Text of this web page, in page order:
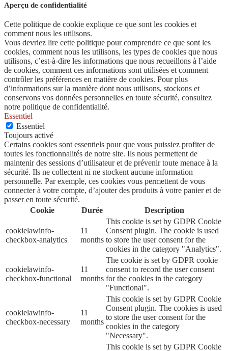
Aperçu de confidentialité
Cette politique de cookie explique ce que sont les cookies et
comment nous les utilisons.
Vous devriez lire cette politique pour comprendre ce que sont les
cookies, comment nous les utilisons, les types de cookies que nous
utilisons, c’est-à-dire les informations que nous recueillons à l’aide
de cookies, comment ces informations sont utilisées et comment
contrôler les préférences en matière de cookies. Pour plus
d’informations sur la manière dont nous utilisons, stockons et
conservons vos données personnelles en toute sécurité, consultez
notre politique de confidentialité.
Essentiel
Essentiel
Toujours activé
Certains cookies sont essentiels pour que vous puissiez profiter de
toutes les fonctionnalités de notre site. Ils nous permettent de
maintenir des sessions d’utilisateur et de prévenir toute menace à la
sécurité. Ils ne collectent ni ne stockent aucune information
personnelle. Par exemple, ces cookies vous permettent de vous
connecter à votre compte, d’ajouter des produits à votre panier et de
passer en toute sécurité.
Cookie
Durée Description
cookielawinfo-
checkbox-analytics
11
months
This cookie is set by GDPR Cookie
Consent plugin. The cookie is used
to store the user consent for the
cookies in the category "Analytics".
cookielawinfo-
checkbox-functional
11
months
The cookie is set by GDPR cookie
consent to record the user consent
for the cookies in the category
"Functional".
cookielawinfo-
checkbox-necessary
11
months
This cookie is set by GDPR Cookie
Consent plugin. The cookies is used
to store the user consent for the
cookies in the category
"Necessary".
This cookie is set by GDPR Cookie